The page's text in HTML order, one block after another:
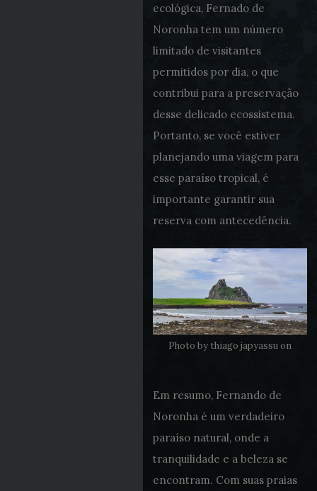
ecológica, Fernado de
Noronha tem um número
limitado de visitantes
permitidos por dia, o que
contribui para a preservação
desse delicado ecossistema.
Portanto, se você estiver
planejando uma viagem para
esse paraíso tropical, é
importante garantir sua
reserva com antecedência.
Photo by thiago japyassu on
Em resumo, Fernando de
Noronha é um verdadeiro
paraíso natural, onde a
tranquilidade e a beleza se
encontram. Com suas praias